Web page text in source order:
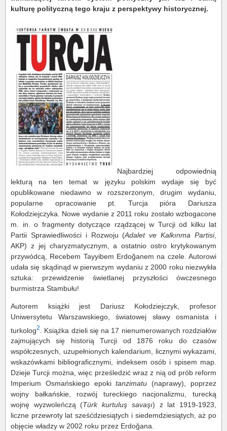
kulturę polityczną tego kraju z perspektywy historycznej.
Najbardziej odpowiednią
lekturą na ten temat w języku polskim wydaje się być
opublikowane niedawno w rozszerzonym, drugim wydaniu,
popularne opracowanie pt. Turcja pióra Dariusza
Kołodziejczyka. Nowe wydanie z 2011 roku zostało wzbogacone
m. in. o fragmenty dotyczące rządzącej w Turcji od kilku lat
Partii Sprawiedliwości i Rozwoju (Adalet ve Kalkınma Partisi,
AKP) z jej charyzmatycznym, a ostatnio ostro krytykowanym
przywódcą, Recebem Tayyibem Erdoğanem na czele. Autorowi
udała się skądinąd w pierwszym wydaniu z 2000 roku niezwykła
sztuka: przewidzenie świetlanej przyszłości ówczesnego
burmistrza Stambułu!
Autorem książki jest Dariusz Kołodziejczyk, profesor
Uniwersytetu Warszawskiego, światowej sławy osmanista i
turkolog2
. Książka dzieli się na 17 nienumerowanych rozdziałów
zajmujących się historią Turcji od 1876 roku do czasów
współczesnych, uzupełnionych kalendarium, licznymi wykazami,
wskazówkami bibliograficznymi, indeksem osób i spisem map.
Dzieje Turcji można, więc prześledzić wraz z nią od prób reform
Imperium Osmańskiego epokitanzimatu (naprawy), poprzez
wojny bałkańskie, rozwój tureckiego nacjonalizmu, turecką
wojnę wyzwoleńczą (Türk kurtuluş savaşı) z lat 1919-1923,
liczne przewroty lat sześćdziesiątych i siedemdziesiątych, aż po
objęcie władzy w 2002 roku przez Erdoğana.